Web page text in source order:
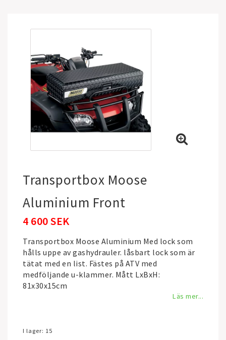
Transportbox Moose
Aluminium Front
4 600 SEK
Transportbox Moose Aluminium Med lock som
hålls uppe av gashydrauler. låsbart lock som är
tätat med en list. Fästes på ATV med
medföljande u-klammer. Mått LxBxH:
81x30x15cm
Läs mer...
I lager: 15